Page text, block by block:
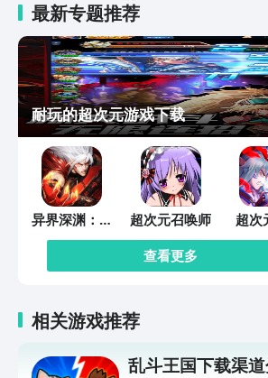
最新专题推荐
耐玩的超次元游戏下载
异界深渊：觉
醒
超次元召唤师
超次
查看更多
相关游戏推荐
乱斗王国下载渠